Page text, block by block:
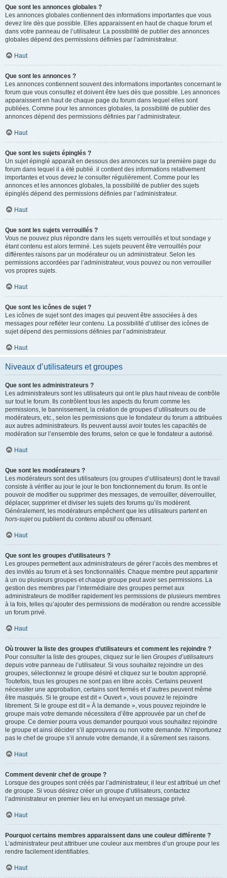
Que sont les annonces globales ?
Les annonces globales contiennent des informations importantes que vous
devez lire dès que possible. Elles apparaissent en haut de chaque forum et
dans votre panneau de l’utilisateur. La possibilité de publier des annonces
globales dépend des permissions définies par l’administrateur.
Haut
Que sont les annonces ?
Les annonces contiennent souvent des informations importantes concernant le
forum que vous consultez et doivent être lues dès que possible. Les annonces
apparaissent en haut de chaque page du forum dans lequel elles sont
publiées. Comme pour les annonces globales, la possibilité de publier des
annonces dépend des permissions définies par l’administrateur.
Haut
Que sont les sujets épinglés ?
Un sujet épinglé apparaît en dessous des annonces sur la première page du
forum dans lequel il a été publié. il contient des informations relativement
importantes et vous devez le consulter régulièrement. Comme pour les
annonces et les annonces globales, la possibilité de publier des sujets
épinglés dépend des permissions définies par l’administrateur.
Haut
Que sont les sujets verrouillés ?
Vous ne pouvez plus répondre dans les sujets verrouillés et tout sondage y
étant contenu est alors terminé. Les sujets peuvent être verrouillés pour
différentes raisons par un modérateur ou un administrateur. Selon les
permissions accordées par l’administrateur, vous pouvez ou non verrouiller
vos propres sujets.
Haut
Que sont les icônes de sujet ?
Les icônes de sujet sont des images qui peuvent être associées à des
messages pour refléter leur contenu. La possibilité d’utiliser des icônes de
sujet dépend des permissions définies par l’administrateur.
Haut
Niveaux d’utilisateurs et groupes
Que sont les administrateurs ?
Les administrateurs sont les utilisateurs qui ont le plus haut niveau de contrôle
sur tout le forum. Ils contrôlent tous les aspects du forum comme les
permissions, le bannissement, la création de groupes d’utilisateurs ou de
modérateurs, etc., selon les permissions que le fondateur du forum a attribuées
aux autres administrateurs. Ils peuvent aussi avoir toutes les capacités de
modération sur l’ensemble des forums, selon ce que le fondateur a autorisé.
Haut
Que sont les modérateurs ?
Les modérateurs sont des utilisateurs (ou groupes d’utilisateurs) dont le travail
consiste à vérifier au jour le jour le bon fonctionnement du forum. Ils ont le
pouvoir de modifier ou supprimer des messages, de verrouiller, déverrouiller,
déplacer, supprimer et diviser les sujets des forums qu’ils modèrent.
Généralement, les modérateurs empêchent que les utilisateurs partent en
hors-sujetou publient du contenu abusif ou offensant.
Haut
Que sont les groupes d’utilisateurs ?
Les groupes permettent aux administrateurs de gérer l’accès des membres et
des invités au forum et à ses fonctionnalités. Chaque membre peut appartenir
à un ou plusieurs groupes et chaque groupe peut avoir ses permissions. La
gestion des membres par l’intermédiaire des groupes permet aux
administrateurs de modifier rapidement les permissions de plusieurs membres
à la fois, telles qu’ajouter des permissions de modération ou rendre accessible
un forum privé.
Haut
Où trouver la liste des groupes d’utilisateurs et comment les rejoindre ?
Pour consulter la liste des groupes, cliquez sur le lien Groupes d’utilisateurs
depuis votre panneau de l’utilisateur. Si vous souhaitez rejoindre un des
groupes, sélectionnez le groupe désiré et cliquez sur le bouton approprié.
Toutefois, tous les groupes ne sont pas en libre accès. Certains peuvent
nécessiter une approbation, certains sont fermés et d’autres peuvent même
être masqués. Si le groupe est dit « Ouvert », vous pouvez le rejoindre
librement. Si le groupe est dit « À la demande », vous pouvez rejoindre le
groupe mais votre demande nécessitera d’être approuvée par un chef de
groupe. Ce dernier pourra vous demander pourquoi vous souhaitez rejoindre
le groupe et ainsi décider s’il approuvera ou non votre demande. N’importunez
pas le chef de groupe s’il annule votre demande, il a sûrement ses raisons.
Haut
Comment devenir chef de groupe ?
Lorsque des groupes sont créés par l’administrateur, il leur est attribué un chef
de groupe. Si vous désirez créer un groupe d’utilisateurs, contactez
l’administrateur en premier lieu en lui envoyant un message privé.
Haut
Pourquoi certains membres apparaissent dans une couleur différente ?
L’administrateur peut attribuer une couleur aux membres d’un groupe pour les
rendre facilement identifiables.
Haut